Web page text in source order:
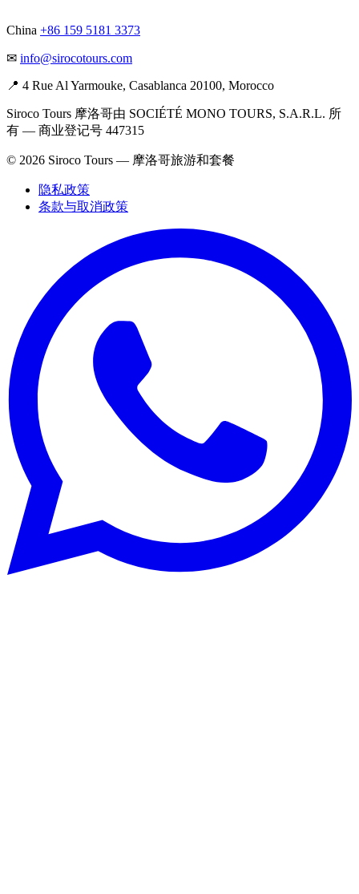
China +86 159 5181 3373
✉ info@sirocotours.com
📍 4 Rue Al Yarmouke, Casablanca 20100, Morocco
Siroco Tours 摩洛哥由 SOCIÉTÉ MONO TOURS, S.A.R.L. 所
有 — 商业登记号 447315
© 2026 Siroco Tours — 摩洛哥旅游和套餐
隐私政策
条款与取消政策